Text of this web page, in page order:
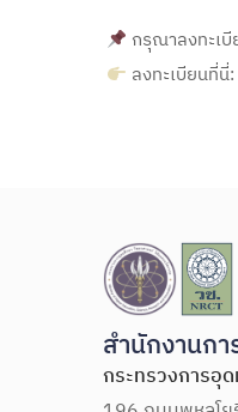
กรุณาลงทะเ
ลงทะเบียนที่นี่:
สำนักงานก
กระทรวงการอุ